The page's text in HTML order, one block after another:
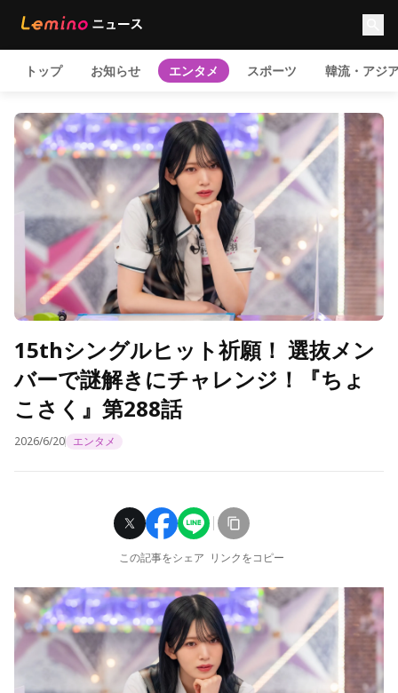
トップ お知らせ エンタメ スポーツ 韓流・アジ
15thシングルヒット祈願！ 選抜メン
バーで謎解きにチャレンジ！『ちょ
こさく』第288話
2026/6/20 エンタメ
この記事をシェア リンクをコピー